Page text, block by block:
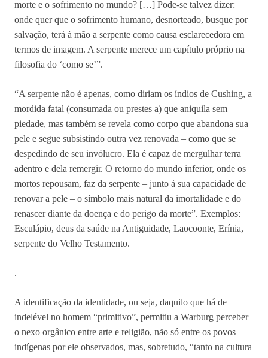
morte e o sofrimento no mundo? […] Pode-se talvez dizer:
onde quer que o sofrimento humano, desnorteado, busque por
salvação, terá à mão a serpente como causa esclarecedora em
termos de imagem. A serpente merece um capítulo próprio na
filosofia do ‘como se’”.
“A serpente não é apenas, como diriam os índios de Cushing, a
mordida fatal (consumada ou prestes a) que aniquila sem
piedade, mas também se revela como corpo que abandona sua
pele e segue subsistindo outra vez renovada – como que se
despedindo de seu invólucro. Ela é capaz de mergulhar terra
adentro e dela remergir. O retorno do mundo inferior, onde os
mortos repousam, faz da serpente – junto á sua capacidade de
renovar a pele – o símbolo mais natural da imortalidade e do
renascer diante da doença e do perigo da morte”. Exemplos:
Esculápio, deus da saúde na Antiguidade, Laocoonte, Erínia,
serpente do Velho Testamento.
.
A identificação da identidade, ou seja, daquilo que há de
indelével no homem “primitivo”, permitiu a Warburg perceber
o nexo orgânico entre arte e religião, não só entre os povos
indígenas por ele observados, mas, sobretudo, “tanto na cultura